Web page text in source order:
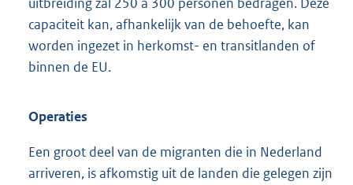
capaciteit kan, afhankelijk van de behoefte, kan
worden ingezet in herkomst- en transitlanden of
binnen de EU.
Operaties
Een groot deel van de migranten die in Nederland
arriveren, is afkomstig uit de landen die gelegen zijn